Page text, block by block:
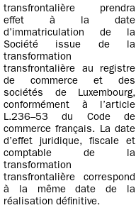
transfrontalière prendra
effet à la date
d’immatriculation de la
Société issue de la
transformation
transfrontalière au registre
de commerce et des
sociétés de Luxembourg,
conformément à l’article
L.236–53 du Code de
commerce français. La date
d’effet juridique, fiscale et
comptable de la
transformation
transfrontalière correspond
à la même date de la
réalisation définitive.